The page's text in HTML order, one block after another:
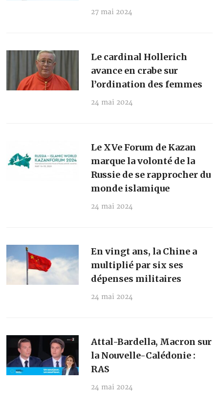
27 mai 2024
Le cardinal Hollerich
avance en crabe sur
l’ordination des femmes
24 mai 2024
Le XVe Forum de Kazan
marque la volonté de la
Russie de se rapprocher du
monde islamique
24 mai 2024
En vingt ans, la Chine a
multiplié par six ses
dépenses militaires
24 mai 2024
Attal-Bardella, Macron sur
la Nouvelle-Calédonie :
RAS
24 mai 2024